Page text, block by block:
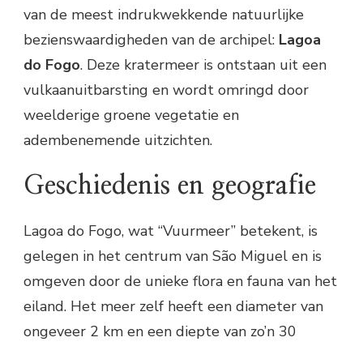
van de meest indrukwekkende natuurlijke
bezienswaardigheden van de archipel: Lagoa
do Fogo. Deze kratermeer is ontstaan uit een
vulkaanuitbarsting en wordt omringd door
weelderige groene vegetatie en
adembenemende uitzichten.
Geschiedenis en geografie
Lagoa do Fogo, wat “Vuurmeer” betekent, is
gelegen in het centrum van São Miguel en is
omgeven door de unieke flora en fauna van het
eiland. Het meer zelf heeft een diameter van
ongeveer 2 km en een diepte van zo’n 30